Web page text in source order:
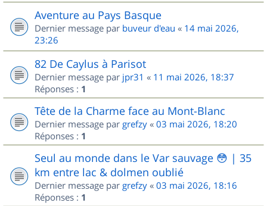
Aventure au Pays Basque
Dernier message par buveur d'eau « 14 mai 2026,
23:26
82 De Caylus à Parisot
Dernier message par jpr31 « 11 mai 2026, 18:37
Réponses : 1
Tête de la Charme face au Mont-Blanc
Dernier message par grefzy « 03 mai 2026, 18:20
Réponses : 1
Seul au monde dans le Var sauvage 😳 | 35
km entre lac & dolmen oublié
Dernier message par grefzy « 03 mai 2026, 18:16
Réponses : 1